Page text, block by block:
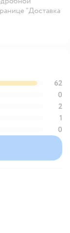
"Доставка
62
0
2
1
0